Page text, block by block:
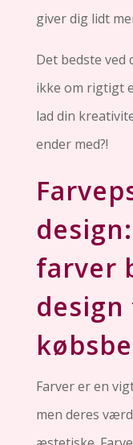
giver dig lidt
Det bedste ved
ikke om rigtigt
lad din
ender med?!
farver
Farver er en
men deres